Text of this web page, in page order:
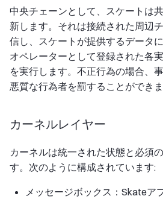
中央チェーンとして、スケートは
新します。それは接続された周辺
信し、スケートが提供するデータ
オペレーターとして登録された各
を実行します。不正行為の場合、
悪質な行為者を罰することができま
カーネルレイヤー
カーネルは統一された状態と必須
す。次のように構成されています:
メッセージボックス：Skateア